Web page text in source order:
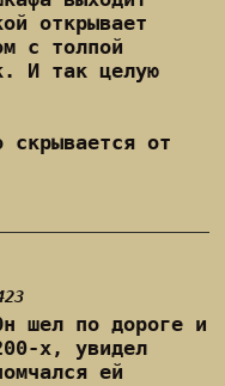
открывает
с толпой
И так целую
скрывается от
шел по дороге и
х, увидел
ей